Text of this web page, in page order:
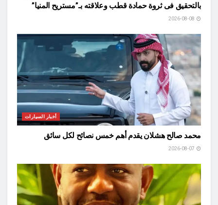
بالتحقيق فى ثروة حمادة قطب وعلاقته بـ”مستريح المنيا”
أخبار السيارات
محمد صالح هشلان يقدم أهم خمس نصائح لكل سائق